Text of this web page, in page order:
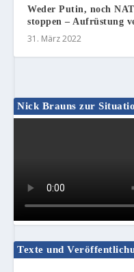
Weder Putin, noch
stoppen – Aufrüstung
31. März 2022
Nick Brauns zur
Texte und